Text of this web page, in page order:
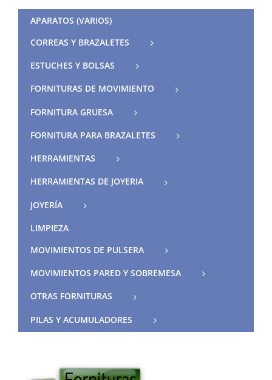
APARATOS (VARIOS)
CORREAS Y BRAZALETES
ESTUCHES Y BOLSAS
FORNITURAS DE MOVIMIENTO
FORNITURA GRUESA
FORNITURA PARA BRAZALETES
HERRAMIENTAS
HERRAMIENTAS DE JOYERIA
JOYERÍA
LIMPIEZA
MOVIMIENTOS DE PULSERA
MOVIMIENTOS PARED Y SOBREMESA
OTRAS FORNITURAS
PILAS Y ACUMULADORES